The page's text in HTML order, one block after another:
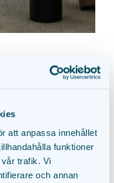
att anpassa innehållet
funktioner
trafik. Vi
och annan